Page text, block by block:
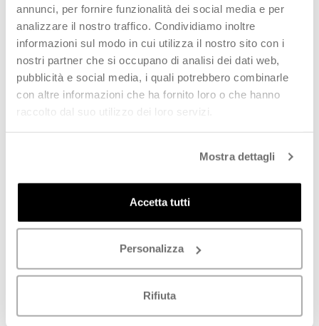
annunci, per fornire funzionalità dei social media e per
analizzare il nostro traffico. Condividiamo inoltre
informazioni sul modo in cui utilizza il nostro sito con i
nostri partner che si occupano di analisi dei dati web,
pubblicità e social media, i quali potrebbero combinarle
con altre informazioni che ha fornito loro o che hanno
raccolto dal suo utilizzo dei loro servizi.
Mostra dettagli
Accetta tutti
Personalizza
Rifiuta
SCOPRI SCOPRI
€155,00 -42% €89,90
donna nero in suede
€150,00 -40% €89,90
ESAURITO